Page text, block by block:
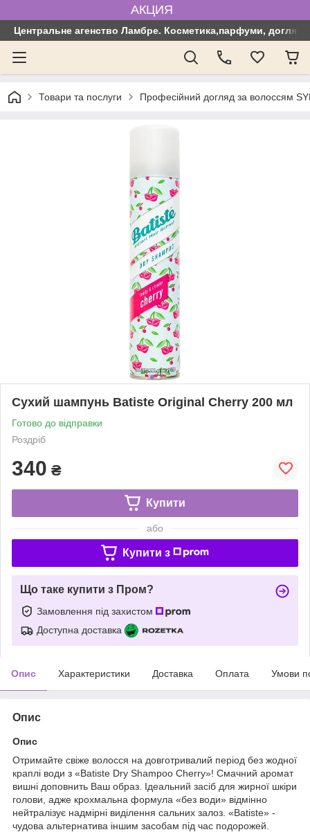
АКЦИЯ
Центральне агенство Ламбре. Косметика,парфуми, догляд
Товари та послуги Професійний догляд за волоссям
Сухий шампунь Batiste Original Cherry 200 мл
Готово до відправки
Роздріб
340 ₴
Купити
або
Купити з
Що таке купити з Пром?
Замовлення під захистом
Доступна доставка
Опис Характеристики Доставка Оплата Умови
Опис
Опис
Отримайте свіже волосся на довготривалий період без жодної
краплі води з «Batiste Dry Shampoo Cherry»! Смачний аромат
вишні доповнить Ваш образ. Ідеальний засіб для жирної шкіри
голови, адже крохмальна формула «без води» відмінно
нейтралізує надмірні виділення сальних залоз. «Batiste» -
чудова альтернатива іншим засобам під час подорожей.